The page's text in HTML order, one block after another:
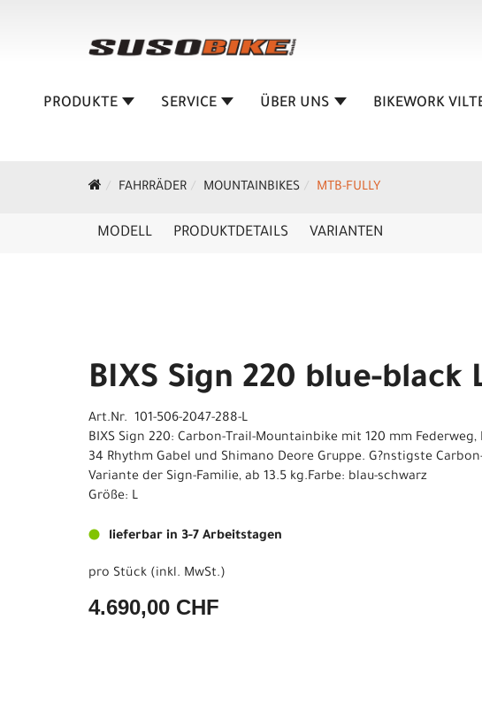
PRODUKTE SERVICE ÜBER UNS BIKEWORK
FAHRRÄDER MOUNTAINBIKES MTB-FULLY
MODELL PRODUKTDETAILS VARIANTEN
BIXS Sign 220 blue-black
Art.Nr. 101-506-2047-288-L
BIXS Sign 220: Carbon-Trail-Mountainbike mit 120 mm Federweg,
34 Rhythm Gabel und Shimano Deore Gruppe. G?nstigste
Variante der Sign-Familie, ab 13.5 kg.Farbe: blau-schwarz
Größe: L
lieferbar in 3-7 Arbeitstagen
pro Stück (inkl. MwSt.)
4.690,00 CHF